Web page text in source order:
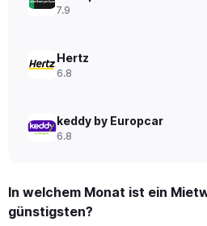
to
7.9
Hertz
6.8
keddy by Europcar
6.8
In welchem Monat ist ein
günstigsten?